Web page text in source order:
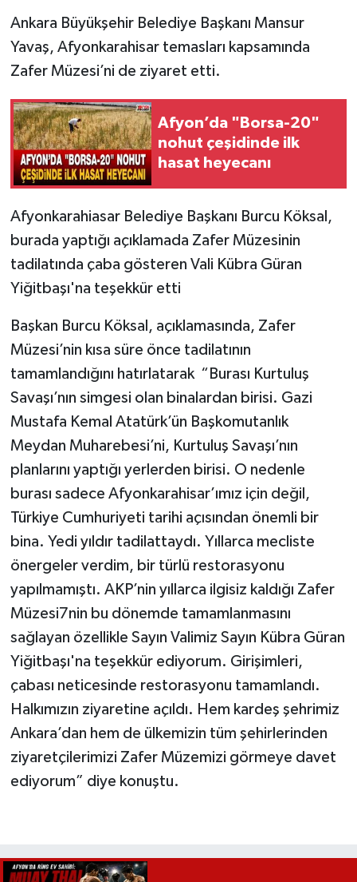
Ankara Büyükşehir Belediye Başkanı Mansur
Yavaş, Afyonkarahisar temasları kapsamında
Zafer Müzesi’ni de ziyaret etti.
Afyon’da "Borsa-20"
nohut çeşidinde ilk
hasat heyecanı
Afyonkarahiasar Belediye Başkanı Burcu Köksal,
burada yaptığı açıklamada Zafer Müzesinin
tadilatında çaba gösteren Vali Kübra Güran
Yiğitbaşı'na teşekkür etti
Başkan Burcu Köksal, açıklamasında, Zafer
Müzesi’nin kısa süre önce tadilatının
tamamlandığını hatırlatarak “Burası Kurtuluş
Savaşı’nın simgesi olan binalardan birisi. Gazi
Mustafa Kemal Atatürk’ün Başkomutanlık
Meydan Muharebesi’ni, Kurtuluş Savaşı’nın
planlarını yaptığı yerlerden birisi. O nedenle
burası sadece Afyonkarahisar’ımız için değil,
Türkiye Cumhuriyeti tarihi açısından önemli bir
bina. Yedi yıldır tadilattaydı. Yıllarca mecliste
önergeler verdim, bir türlü restorasyonu
yapılmamıştı. AKP’nin yıllarca ilgisiz kaldığı Zafer
Müzesi7nin bu dönemde tamamlanmasını
sağlayan özellikle Sayın Valimiz Sayın Kübra Güran
Yiğitbaşı'na teşekkür ediyorum. Girişimleri,
çabası neticesinde restorasyonu tamamlandı.
Halkımızın ziyaretine açıldı. Hem kardeş şehrimiz
Ankara’dan hem de ülkemizin tüm şehirlerinden
ziyaretçilerimizi Zafer Müzemizi görmeye davet
ediyorum” diye konuştu.